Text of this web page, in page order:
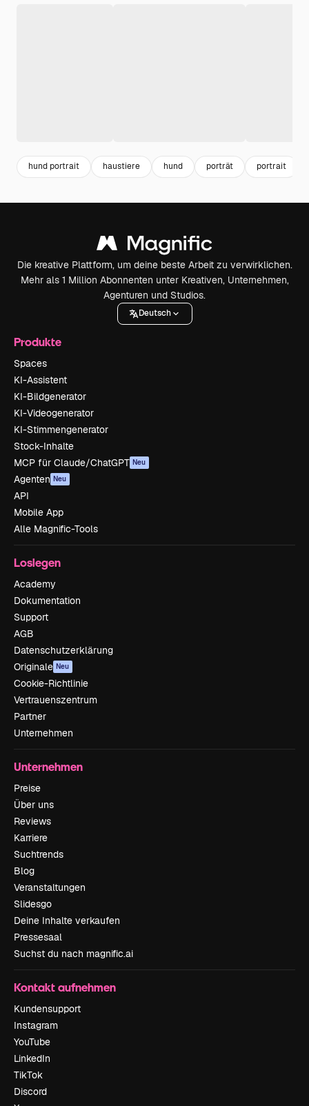
hund portrait haustiere hund porträt portrait
Die kreative Plattform, um deine beste Arbeit zu verwirklichen.
Mehr als 1 Million Abonnenten unter Kreativen, Unternehmen,
Agenturen und Studios.
Deutsch
Produkte
Spaces
KI-Assistent
KI-Bildgenerator
KI-Videogenerator
KI-Stimmengenerator
Stock-Inhalte
MCP für Claude/ChatGPT Neu
Agenten Neu
API
Mobile App
Alle Magnific-Tools
Loslegen
Academy
Dokumentation
Support
AGB
Datenschutzerklärung
Originale Neu
Cookie-Richtlinie
Vertrauenszentrum
Partner
Unternehmen
Unternehmen
Preise
Über uns
Reviews
Karriere
Suchtrends
Blog
Veranstaltungen
Slidesgo
Deine Inhalte verkaufen
Pressesaal
Suchst du nach magnific.ai
Kontakt aufnehmen
Kundensupport
Instagram
YouTube
LinkedIn
TikTok
Discord